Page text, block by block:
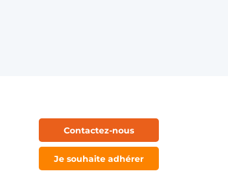
Contactez-nous
Je souhaite adhérer